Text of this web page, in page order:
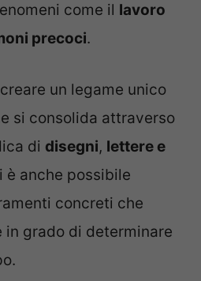
come il lavoro
precoci.
un legame unico
si consolida attraverso
di disegni, lettere e
è anche possibile
concreti che
in grado di determinare